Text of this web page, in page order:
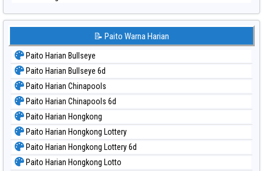
📝 Paito Warna Harian
Paito Harian Bullseye
Paito Harian Bullseye 6d
Paito Harian Chinapools
Paito Harian Chinapools 6d
Paito Harian Hongkong
Paito Harian Hongkong Lottery
Paito Harian Hongkong Lottery 6d
Paito Harian Hongkong Lotto